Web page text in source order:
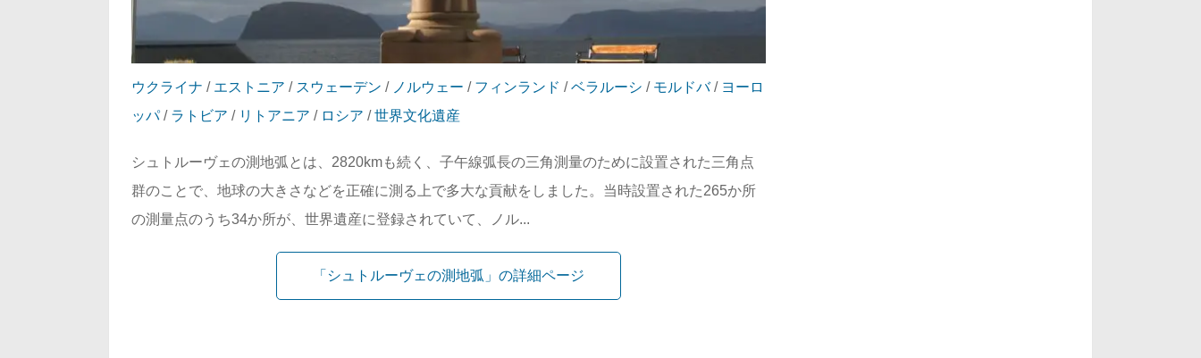
ウクライナ / エストニア / スウェーデン / ノルウェー / フィンランド /ベラルーシ / モルドバ/ ヨーロ
ッパ/ ラトビア / リトアニア / ロシア /世界文化遺産
シュトルーヴェの測地弧とは、2820kmも続く、子午線弧長の三角測量のために設置された三角点
群のことで、地球の大きさなどを正確に測る上で多大な貢献をしました。当時設置された265か所
の測量点のうち34か所が、世界遺産に登録されていて、ノル...
「シュトルーヴェの測地弧」の詳細ページ